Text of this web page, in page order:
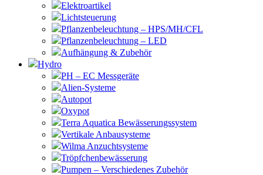
Elektroartikel
Lichtsteuerung
Pflanzenbeleuchtung – HPS/MH/CFL
Pflanzenbeleuchtung – LED
Aufhängung & Zubehör
Hydro
PH – EC Messgeräte
Alien-Systeme
Autopot
Oxypot
Terra Aquatica Bewässerungssystem
Vertikale Anbausysteme
Wilma Anzuchtsysteme
Tröpfchenbewässerung
Pumpen – Verschiedenes Zubehör